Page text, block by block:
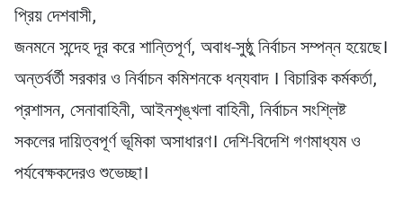
প্রিয় দেশবাসী,
জনমনে সন্দেহ দূর করে শান্তিপূর্ণ, অবাধ-সুষ্ঠু নির্বাচন সম্পন্ন হয়েছে।
অন্তর্বর্তী সরকার ও নির্বাচন কমিশনকে ধন্যবাদ । বিচারিক কর্মকর্তা,
প্রশাসন, সেনাবাহিনী, আইনশৃঙ্খলা বাহিনী, নির্বাচন সংশ্লিষ্ট
সকলের দায়িত্বপূর্ণ ভূমিকা অসাধারণ। দেশি-বিদেশি গণমাধ্যম ও
পর্যবেক্ষকদেরও শুভেচ্ছা।